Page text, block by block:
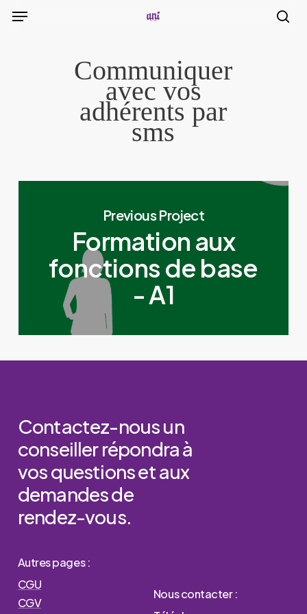
SkipMenu
Communiquer
avec vos
adhérents par
sms
Previous Project
Formation aux
fonctions de base
- A1
Contactez-nousun
conseillerrépondraà
vosquestionsetaux
demandesde
rendez-vous.
Autres pages :
CGU
CGV
Nous contacter :